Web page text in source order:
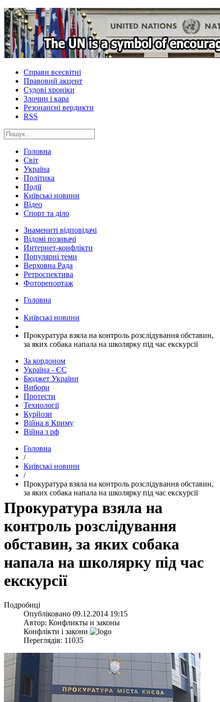
Справи всесвітні
Правовий акцент
Судові хроніки
Злочин і кара
Резонансні вердикти
RSS
Головна
Світ
Україна
Політика
Події
Київські новини
Відео
Спорт та діло
Знамениті відповідачі
Відомі позивачі
Интернет-конфлікти
Популярні теми
Верховна Рада
Ретроспектива
Фоторепортаж
Головна
Київські новини
Прокуратура взяла на контроль розслідування обставин,
за яких собака напала на школярку під час екскурсії
За кордоном
Україна - ЄС
Бюджет України
Вибори
Протести
Технології
Курйози
Війна в Криму
Війна з рф
Головна
/
Київські новини
/
Прокуратура взяла на контроль розслідування обставин,
за яких собака напала на школярку під час екскурсії
Прокуратура взяла на
контроль розслідування
обставин, за яких собака
напала на школярку під час
екскурсії
Подробиці
Опубліковано 09.12.2014 19:15
Автор: Конфликты и законы
Конфлікти і закони
Переглядів: 11035